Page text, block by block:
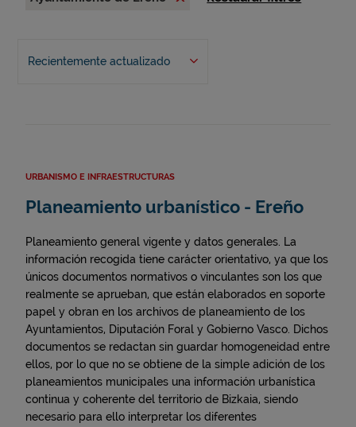
Recientemente actualizado
URBANISMO E INFRAESTRUCTURAS
Planeamiento urbanístico - Ereño
Planeamiento general vigente y datos generales. La
información recogida tiene carácter orientativo, ya que los
únicos documentos normativos o vinculantes son los que
realmente se aprueban, que están elaborados en soporte
papel y obran en los archivos de planeamiento de los
Ayuntamientos, Diputación Foral y Gobierno Vasco. Dichos
documentos se redactan sin guardar homogeneidad entre
ellos, por lo que no se obtiene de la simple adición de los
planeamientos municipales una información urbanística
continua y coherente del territorio de Bizkaia, siendo
necesario para ello interpretar los diferentes